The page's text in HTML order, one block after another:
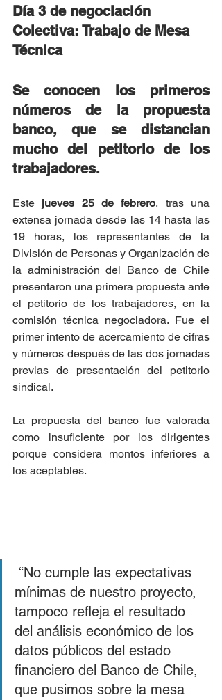
Día 3 de negociación
Colectiva: Trabajo de Mesa
Técnica
Se conocen los primeros
números de la propuesta
banco, que se distancian
mucho del petitorio de los
trabajadores.
Este jueves 25 de febrero, tras una
extensa jornada desde las 14 hasta las
19 horas, los representantes de la
División de Personas y Organización de
la administración del Banco de Chile
presentaron una primera propuesta ante
el petitorio de los trabajadores, en la
comisión técnica negociadora. Fue el
primer intento de acercamiento de cifras
y números después de las dos jornadas
previas de presentación del petitorio
sindical.
La propuesta del banco fue valorada
como insuficiente por los dirigentes
porque considera montos inferiores a
los aceptables.
mínimas de nuestro proyecto,
tampoco refleja el resultado
del análisis económico de los
datos públicos del estado
financiero del Banco de Chile,
que pusimos sobre la mesa